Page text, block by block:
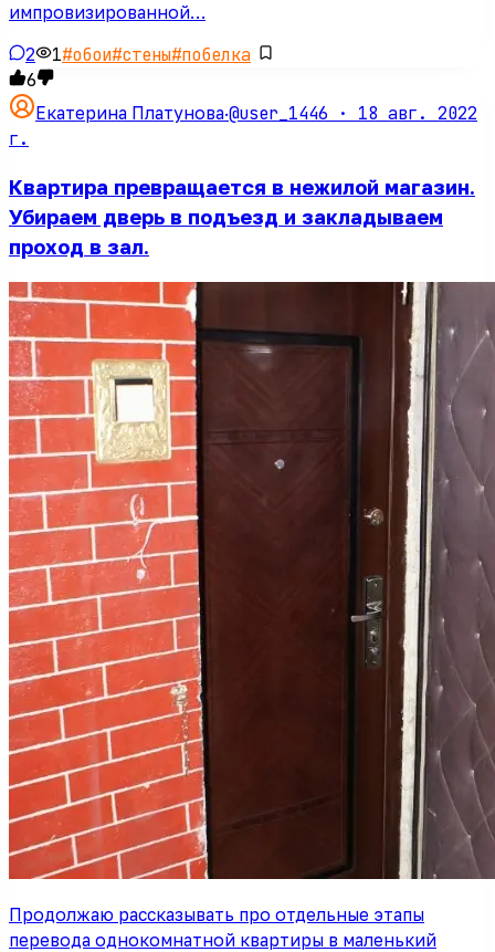
импровизированной…
2 1#обои#стены#побелка
6
Екатерина Платунова·@user_1446 · 18 авг. 2022
г.
Квартира превращается в нежилой магазин.
Убираем дверь в подъезд и закладываем
проход в зал.
Продолжаю рассказывать про отдельные этапы
перевода однокомнатной квартиры в маленький